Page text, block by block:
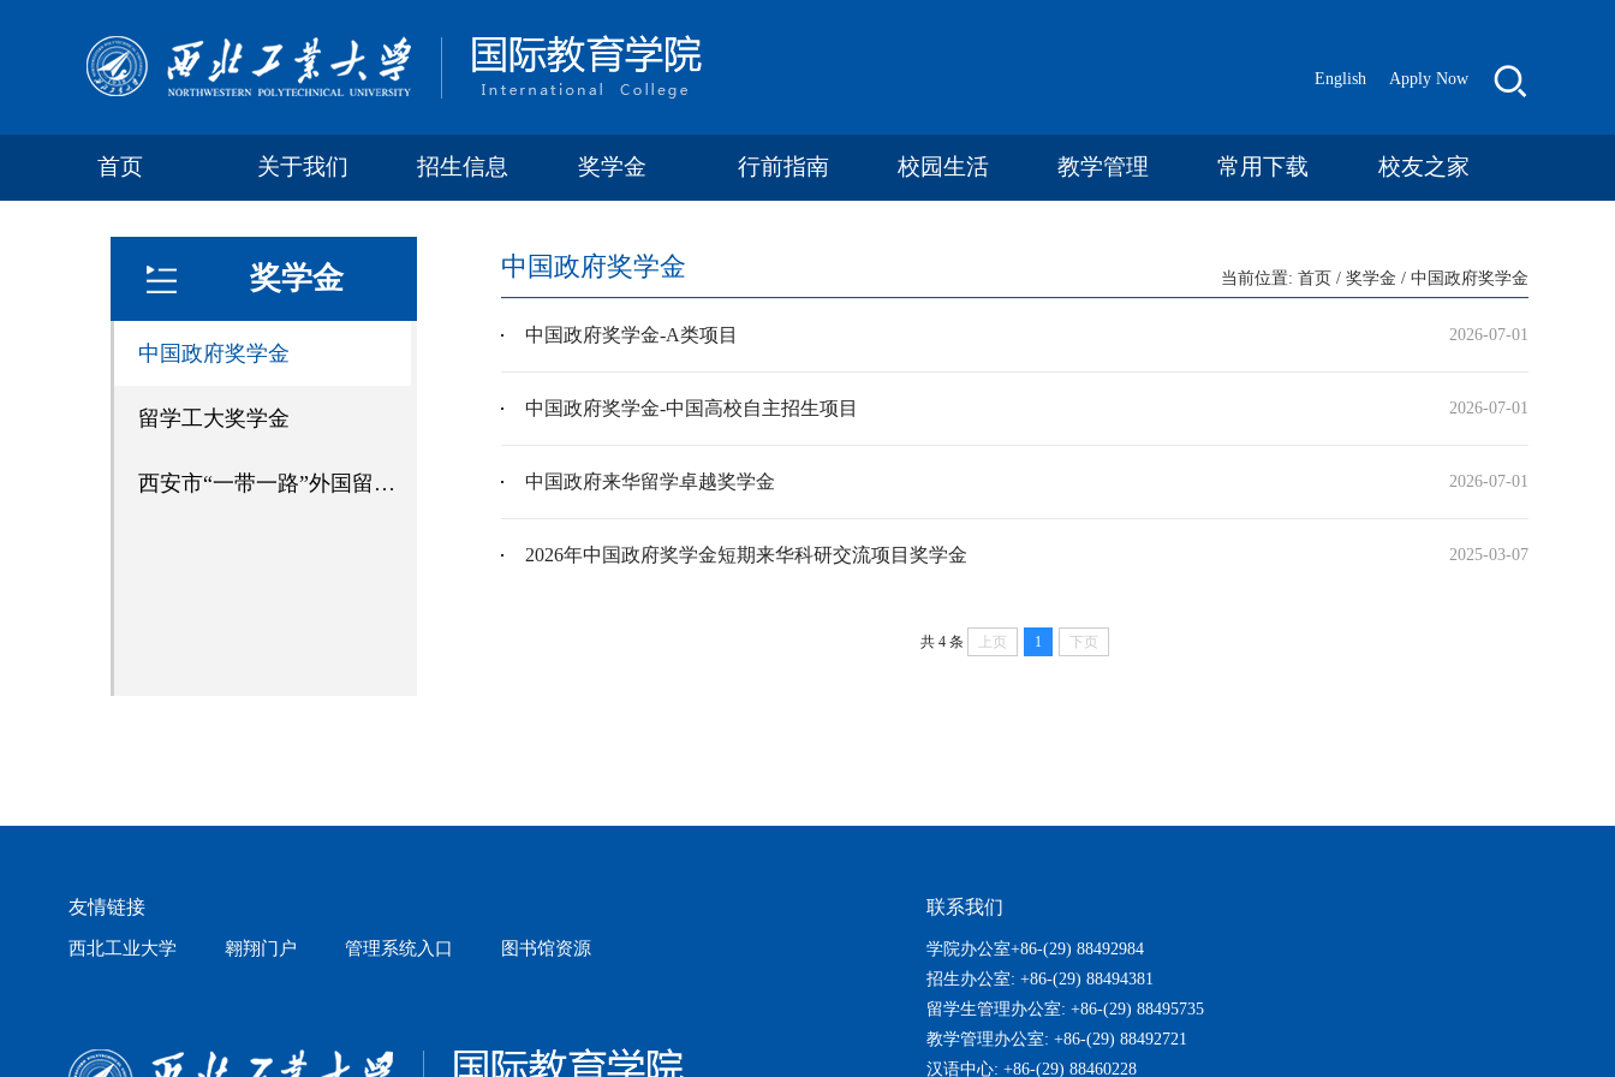
English Apply Now
首页 关于我们 招生信息 奖学金 行前指南 校园生活 教学管理 常用下载 校友之家
奖学金
中国政府奖学金
留学工大奖学金
西安市“一带一路”外国留学生奖学金
当前位置: 首页 / 奖学金 / 中国政府奖学金
中国政府奖学金
2026-07-01
中国政府奖学金-A类项目
2026-07-01
中国政府奖学金-中国高校自主招生项目
2026-07-01
中国政府来华留学卓越奖学金
2025-03-07
2026年中国政府奖学金短期来华科研交流项目奖学金
共 4 条 上页 1 下页
友情链接
西北工业大学 翱翔门户 管理系统入口 图书馆资源
联系我们
学院办公室+86-(29) 88492984
招生办公室: +86-(29) 88494381
留学生管理办公室: +86-(29) 88495735
教学管理办公室: +86-(29) 88492721
汉语中心: +86-(29) 88460228